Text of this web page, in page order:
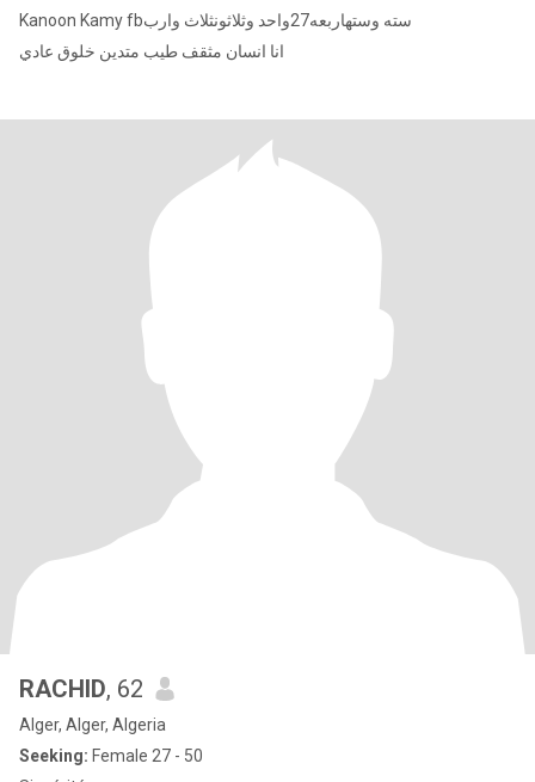
Kanoon Kamy fbسته وستهاربعه27واحد وثلاثونثلاث وارب
انا انسان مثقف طيب متدين خلوق عادي
RACHID, 62
Alger, Alger, Algeria
Seeking: Female 27 - 50